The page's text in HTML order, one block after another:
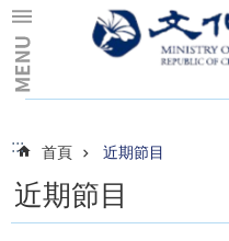
跳到主要內容區塊
:::
::: 首頁 近期節目
近期節目